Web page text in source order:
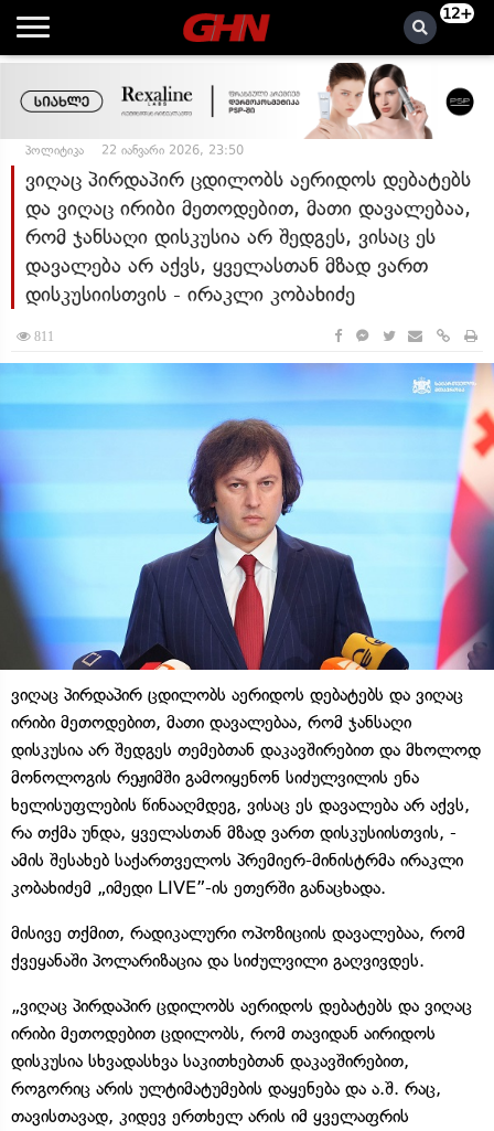
12+
პოლიტიკა 22 იანვარი 2026, 23:50
ვიღაც პირდაპირ ცდილობს აერიდოს დებატებს
და ვიღაც ირიბი მეთოდებით, მათი დავალებაა,
რომ ჯანსაღი დისკუსია არ შედგეს, ვისაც ეს
დავალება არ აქვს, ყველასთან მზად ვართ
დისკუსიისთვის - ირაკლი კობახიძე
811
ვიღაც პირდაპირ ცდილობს აერიდოს დებატებს და ვიღაც
ირიბი მეთოდებით, მათი დავალებაა, რომ ჯანსაღი
დისკუსია არ შედგეს თემებთან დაკავშირებით და მხოლოდ
მონოლოგის რეჟიმში გამოიყენონ სიძულვილის ენა
ხელისუფლების წინააღმდეგ, ვისაც ეს დავალება არ აქვს,
რა თქმა უნდა, ყველასთან მზად ვართ დისკუსიისთვის, -
ამის შესახებ საქართველოს პრემიერ-მინისტრმა ირაკლი
კობახიძემ „იმედი LIVE”-ის ეთერში განაცხადა.
მისივე თქმით, რადიკალური ოპოზიციის დავალებაა, რომ
ქვეყანაში პოლარიზაცია და სიძულვილი გაღვივდეს.
„ვიღაც პირდაპირ ცდილობს აერიდოს დებატებს და ვიღაც
ირიბი მეთოდებით ცდილობს, რომ თავიდან აირიდოს
დისკუსია სხვადასხვა საკითხებთან დაკავშირებით,
როგორიც არის ულტიმატუმების დაყენება და ა.შ. რაც,
თავისთავად, კიდევ ერთხელ არის იმ ყველაფრის